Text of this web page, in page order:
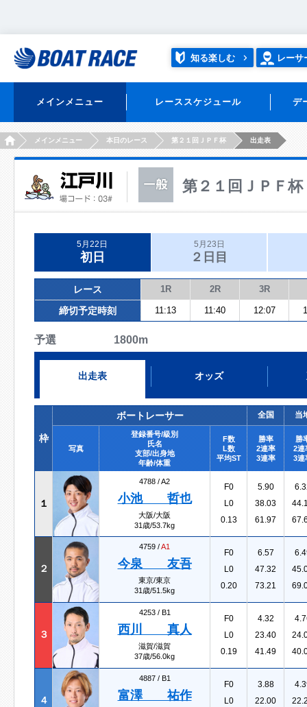
知る楽しむ レーサ
メインメニュー レーススケジュール デ
HOMEメインメニュー 本日のレース 第２１回ＪＰＦ杯 出走表
第２１回ＪＰＦ杯
5月22日
初日
5月23日
２日目
レース 1R 2R 3R
締切予定時刻 11:13 11:40 12:07
予選 1800m
出走表 オッズ
枠
ボートレーサー 全国 当
写真
登録番号/級別
氏名
支部/出身地
年齢/体重
F数
L数
平均ST
勝率
2連率
3連率
勝
2連
3連
１
4788 /A2
小池 哲也
大阪/大阪
31歳/53.7kg
F0
L0
0.13
5.90
38.03
61.97
２
4759 /A1
今泉 友吾
東京/東京
31歳/51.5kg
F0
L0
0.20
6.57
47.32
73.21
３
4253 / B1
西川 真人
滋賀/滋賀
37歳/56.0kg
F0
L0
0.19
4.32
23.40
41.49
４
4887 / B1
富澤 祐作
F0
L0
3.88
22.00